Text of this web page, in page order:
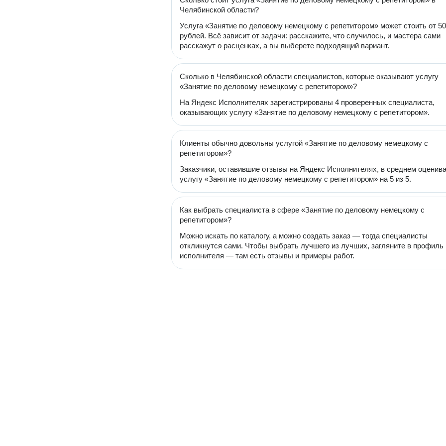
Челябинской области?
Услуга «Занятие по деловому немецкому с репетитором» может стоить от
рублей. Всё зависит от задачи: расскажите, что случилось, и мастера сами
расскажут о расценках, а вы выберете подходящий вариант.
Сколько в Челябинской области специалистов, которые оказывают услугу
«Занятие по деловому немецкому с репетитором»?
На Яндекс Исполнителях зарегистрированы 4 проверенных специалиста,
оказывающих услугу «Занятие по деловому немецкому с репетитором».
Клиенты обычно довольны услугой «Занятие по деловому немецкому с
репетитором»?
Заказчики, оставившие отзывы на Яндекс Исполнителях, в среднем
услугу «Занятие по деловому немецкому с репетитором» на 5 из 5.
Как выбрать специалиста в сфере «Занятие по деловому немецкому с
репетитором»?
Можно искать по каталогу, а можно создать заказ — тогда специалисты
откликнутся сами. Чтобы выбрать лучшего из лучших, загляните в профиль
исполнителя — там есть отзывы и примеры работ.